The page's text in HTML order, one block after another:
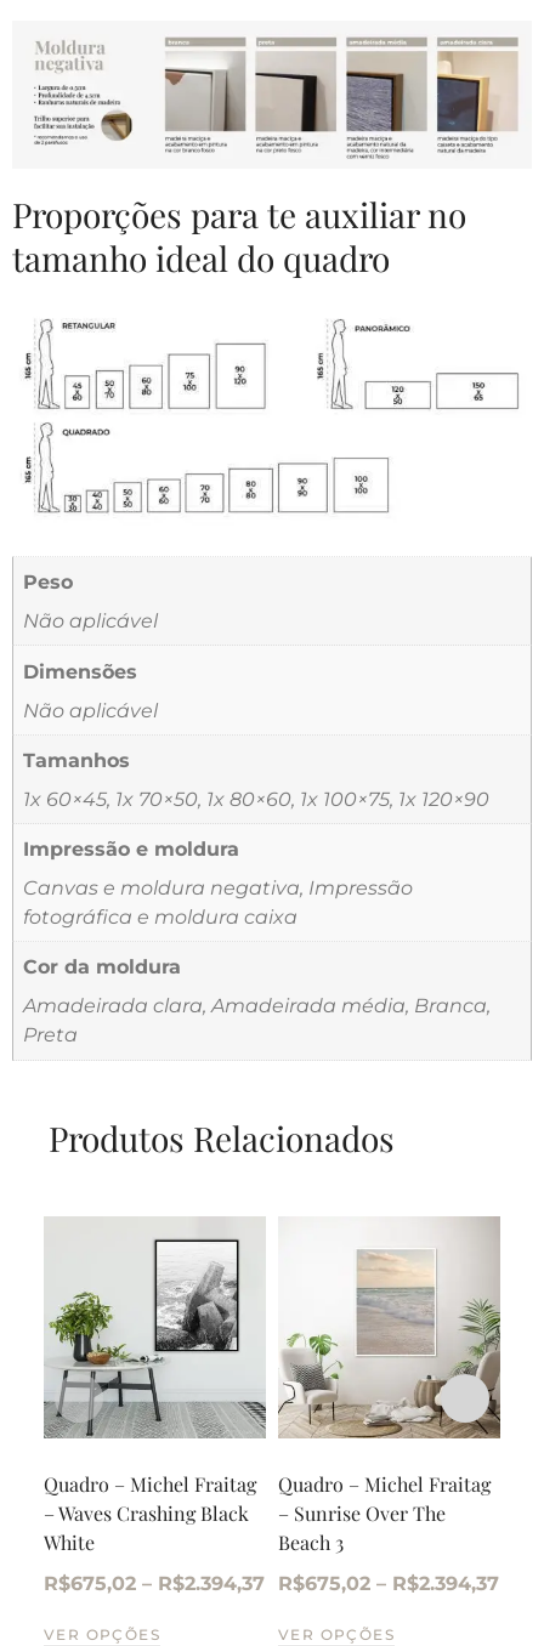
Proporções para te auxiliar no
tamanho ideal do quadro
Peso
Não aplicável
Dimensões
Não aplicável
Tamanhos
1x 60×45, 1x 70×50, 1x 80×60, 1x 100×75, 1x 120×90
Impressão e moldura
Canvas e moldura negativa, Impressão
fotográfica e moldura caixa
Cor da moldura
Amadeirada clara, Amadeirada média, Branca,
Preta
Produtos Relacionados
Quadro – Michel Fraitag
– Waves Crashing Black
White
R$675,02 – R$2.394,37
VER OPÇÕES
Quadro – Michel Fraitag
– Sunrise Over The
Beach 3
R$675,02 – R$2.394,37
VER OPÇÕES